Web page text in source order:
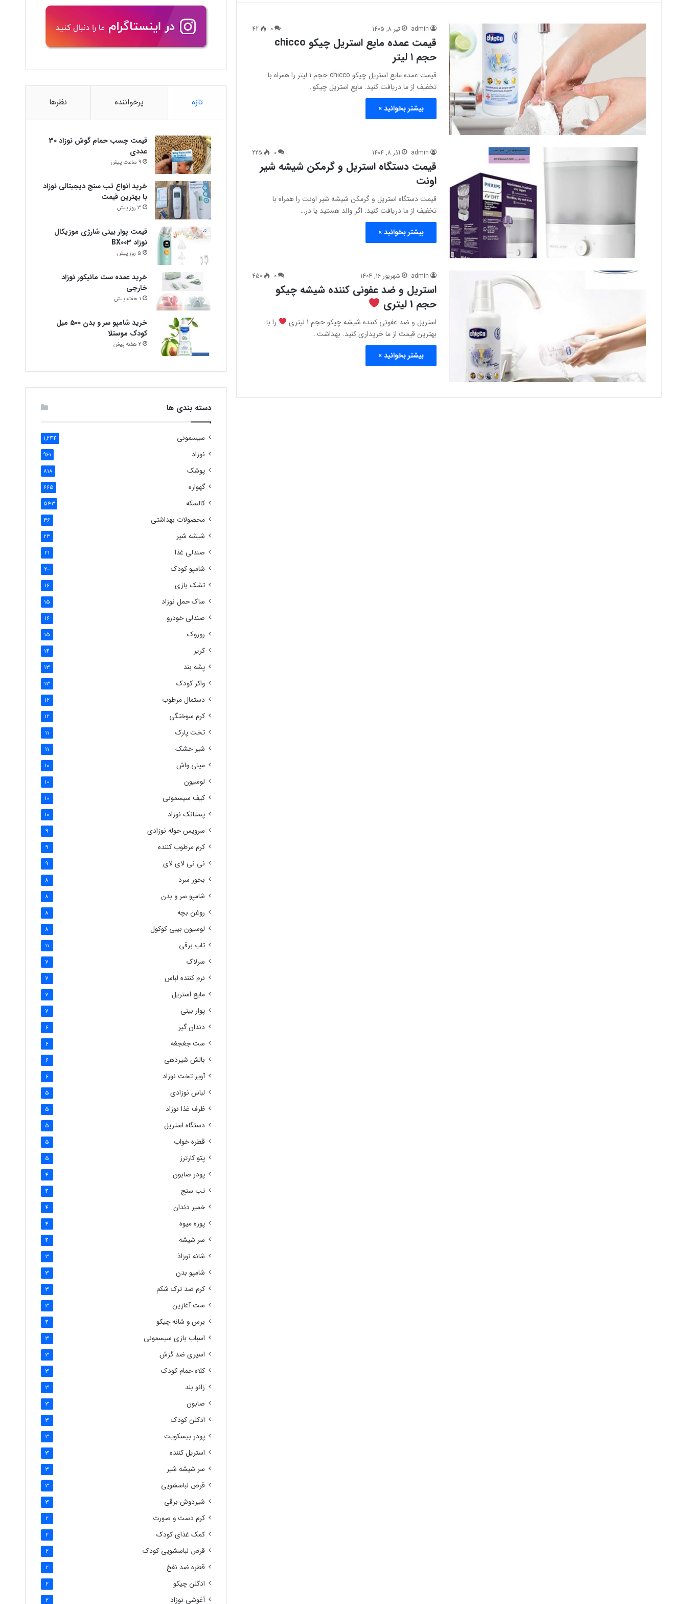
admin تیر 8, 1405 0
42
قیمت عمده مایع استریل چیکو chicco
حجم ۱ لیتر
قیمت عمده مایع استریل چیکو chicco حجم ۱ لیتر را همراه با
تخفیف از ما دریافت کنید. مایع استریل چیکو…
بیشتر بخوانید »
admin آذر 8, 1404 0
225
قیمت دستگاه استریل و گرمکن شیشه شیر
اونت
قیمت دستگاه استریل و گرمکن شیشه شیر اونت را همراه با
تخفیف از ما دریافت کنید. اگر والد هستید یا در…
بیشتر بخوانید »
admin شهریور 16, 1404 0
450
استریل و ضد عفونی کننده شیشه چیکو
حجم 1 لیتری
استریل و ضد عفونی کننده شیشه چیکو حجم 1 لیتری
را با
بهترین قیمت از ما خریداری کنید. بهداشت…
بیشتر بخوانید »
تازه پرخواننده نظرها
قیمت چسب حمام گوش نوزاد 30
عددی
9 ساعت پیش
خرید انواع تب سنج دیجیتالی نوزاد
با بهترین قیمت
3 روز پیش
قیمت پوار بینی شارژی موزیکال
نوزاد BX003
5 روز پیش
خرید عمده ست مانیکور نوزاد
خارجی
1 هفته پیش
خرید شامپو سر و بدن 500 میل
کودک موستلا
2 هفته پیش
دسته بندی ها
سیسمونی 1,244
نوزاد 961
پوشک 818
گهواره 665
کالسکه 543
محصولات بهداشتی 36
شیشه شیر 23
صندلی غذا 21
شامپو کودک 20
تشک بازی 16
ساک حمل نوزاد 15
صندلی خودرو 16
روروک 15
کریر 14
پشه بند 13
واکر کودک 13
دستمال مرطوب 12
کرم سوختگی 12
تخت پارک 11
شیر خشک 11
مینی واش 10
لوسیون 10
کیف سیسمونی 10
پستانک نوزاد 10
سرویس حوله نوزادی 9
کرم مرطوب کننده 9
نی نی لای لای 9
بخور سرد 8
شامپو سر و بدن 8
روغن بچه 8
لوسیون بیبی کوکول 8
تاب برقی 11
سرلاک 7
نرم کننده لباس 7
مایع استریل 7
پوار بینی 7
دندان گیر 6
ست جغجغه 6
بالش شیردهی 6
آویز تخت نوزاد 6
لباس نوزادی 5
ظرف غذا نوزاد 5
دستگاه استریل 5
قطره خواب 5
پتو کارترز 5
پودر صابون 4
تب سنج 4
خمیر دندان 4
پوره میوه 4
سر شیشه 4
شانه نوزاذ 3
شامپو بدن 3
کرم ضد ترک شکم 3
ست آغازین 3
برس و شانه چیکو 4
اسباب بازی سیسمونی 3
اسپری ضد گزش 3
کلاه حمام کودک 3
زانو بند 3
صابون 3
ادکلن کودک 3
پودر بیسکویت 3
استریل کننده 3
سر شیشه شیر 3
قرص لباسشویی 3
شیردوش برقی 3
کرم دست و صورت 2
کمک غذای کودک 2
قرص لباسشویی کودک 2
قطره ضد نفخ 2
ادکلن چیکو 2
آغوشی نوزاد 2